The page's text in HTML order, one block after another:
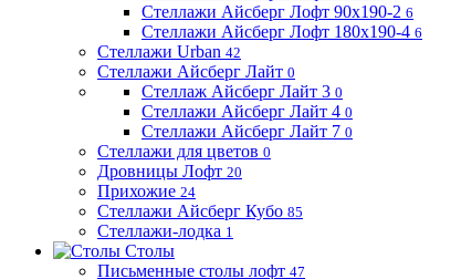
Стеллажи Айсберг Лофт 90х190-2 6
Стеллажи Айсберг Лофт 180х190-4 6
Стеллажи Urban 42
Стеллажи Айсберг Лайт 0
Стеллаж Айсберг Лайт 3 0
Стеллажи Айсберг Лайт 4 0
Стеллажи Айсберг Лайт 7 0
Стеллажи для цветов 0
Дровницы Лофт 20
Прихожие 24
Стеллажи Айсберг Кубо 85
Стеллажи-лодка 1
Столы
Письменные столы лофт 47